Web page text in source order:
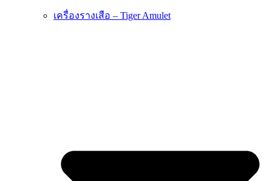
เครื่องรางเสือ – Tiger Amulet